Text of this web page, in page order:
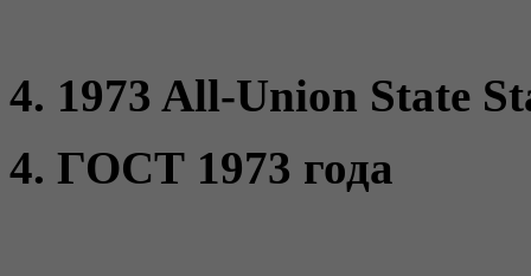
4. 1973 All-Union State
4. ГОСТ 1973 года